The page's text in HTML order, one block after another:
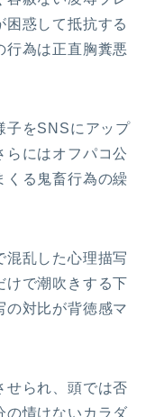
困惑して抵抗する
行為は正直胸糞悪
子をSNSにアップ
らにはオフパコ公
くる鬼畜行為の繰
混乱した心理描写
けで潮吹きする下
の対比が背徳感マ
せられ、頭では否
の情けないカラダ